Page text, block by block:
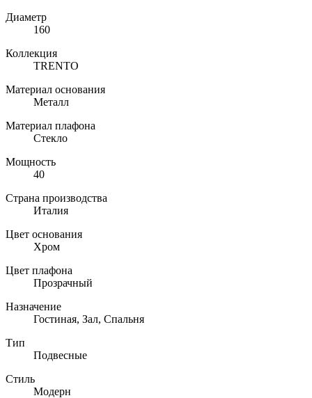
Диаметр
160
Коллекция
TRENTO
Материал основания
Металл
Материал плафона
Стекло
Мощность
40
Страна производства
Италия
Цвет основания
Хром
Цвет плафона
Прозрачный
Назначение
Гостиная, Зал, Спальня
Тип
Подвесные
Стиль
Модерн